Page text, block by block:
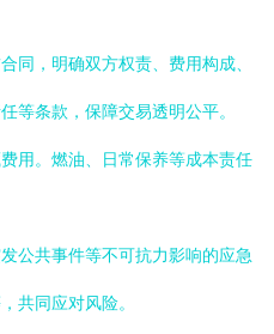
同，明确双方权责、费用构成、
等条款，保障交易透明公平。
用。燃油、日常保养等成本责任
公共事件等不可抗力影响的应急
共同应对风险。